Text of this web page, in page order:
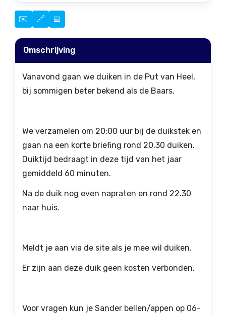
✉️ 🔗 📅
Omschrijving
Vanavond gaan we duiken in de Put van Heel,
bij sommigen beter bekend als de Baars.
We verzamelen om 20:00 uur bij de duikstek en
gaan na een korte briefing rond 20.30 duiken.
Duiktijd bedraagt in deze tijd van het jaar
gemiddeld 60 minuten.
Na de duik nog even napraten en rond 22.30
naar huis.
Meldt je aan via de site als je mee wil duiken.
Er zijn aan deze duik geen kosten verbonden.
Voor vragen kun je Sander bellen/appen op 06-